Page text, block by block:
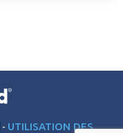
UTILISATION DES